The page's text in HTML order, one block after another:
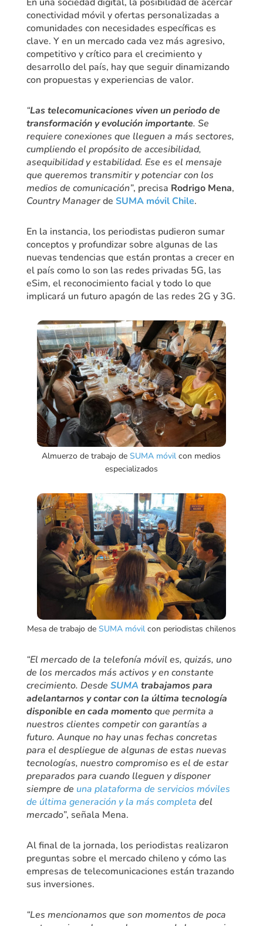
conectividad móvil y ofertas personalizadas a
comunidades con necesidades específicas es
clave. Y en un mercado cada vez más agresivo,
competitivo y crítico para el crecimiento y
desarrollo del país, hay que seguir dinamizando
con propuestas y experiencias de valor.
“Las telecomunicaciones viven un periodo de
transformación y evolución importante. Se
requiere conexiones que lleguen a más sectores,
cumpliendo el propósito de accesibilidad,
asequibilidad y estabilidad. Ese es el mensaje
que queremos transmitir y potenciar con los
medios de comunicación”, precisa Rodrigo Mena,
Country Managerde SUMA móvil Chile.
En la instancia, los periodistas pudieron sumar
conceptos y profundizar sobre algunas de las
nuevas tendencias que están prontas a crecer en
el país como lo son las redes privadas 5G, las
eSim, el reconocimiento facial y todo lo que
implicará un futuro apagón de las redes 2G y 3G.
Almuerzo de trabajo deSUMA móvil con medios
especializados
Mesa de trabajo de SUMA móvilcon periodistas chilenos
“El mercado de la telefonía móvil es, quizás, uno
de los mercados más activos y en constante
crecimiento. Desde SUMA trabajamos para
adelantarnos y contar con la última tecnología
disponible en cada momentoque permita a
nuestros clientes competir con garantías a
futuro. Aunque no hay unas fechas concretas
para el despliegue de algunas de estas nuevas
tecnologías, nuestro compromiso es el de estar
preparados para cuando lleguen y disponer
siempre de una plataforma de servicios móviles
de última generación y la más completa del
mercado”, señala Mena.
Al final de la jornada, los periodistas realizaron
preguntas sobre el mercado chileno y cómo las
empresas de telecomunicaciones están trazando
sus inversiones.
“Les mencionamos que son momentos de poca